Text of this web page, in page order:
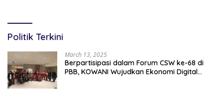
Politik Terkini
March 13, 2025
Berpartisipasi dalam Forum CSW ke-68 di
PBB, KOWANI Wujudkan Ekonomi Digital